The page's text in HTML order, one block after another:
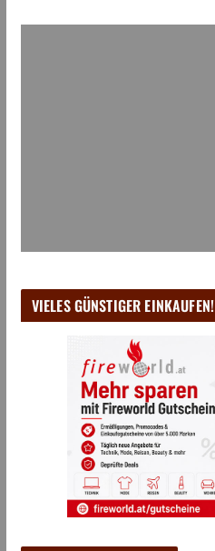
VIELES GÜNSTIGER EINKAUFEN!